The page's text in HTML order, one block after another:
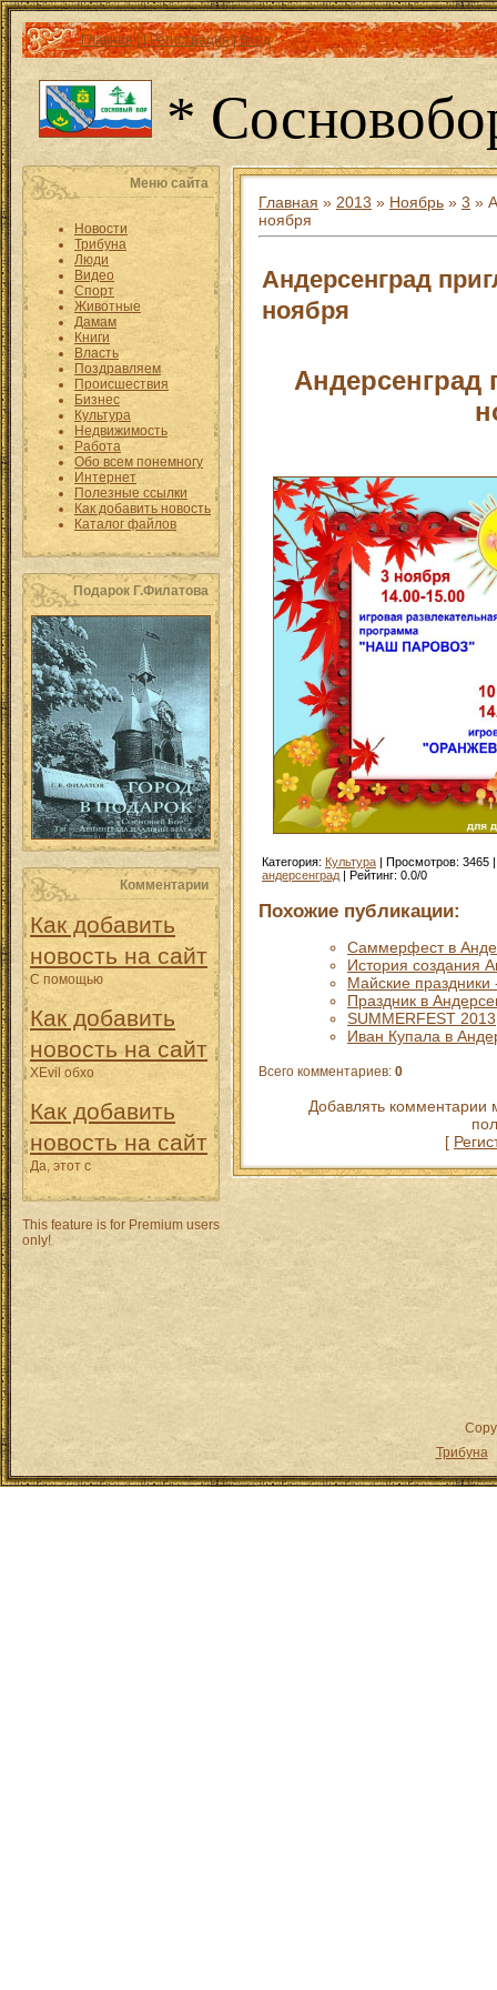
Главная||Регистрация|Вход
*
Меню сайта
Новости
Трибуна
Люди
Видео
Спорт
Животные
Дамам
Книги
Власть
Поздравляем
Происшествия
Бизнес
Культура
Недвижимость
Работа
Обо всем понемногу
Интернет
Полезные ссылки
Как добавить новость
Каталог файлов
Подарок Г.Филатова
Комментарии
Как добавить
новость на сайт
С помощью
Как добавить
новость на сайт
XEvil обхо
Как добавить
новость на сайт
Да, этот с
This feature is for Premium users
only!
Главная » 2013 » Ноябрь » 3 »
ноября
Андерсенград
ноября
Андерсенград
Категория: Культура | Просмотров: 3465
андерсенград | Рейтинг: 0.0/0
Похожие публикации:
Саммерфест в
История создания
Майские
Праздник в
SUMMERFEST 2013
Иван Купала в
Всего комментариев: 0
Добавлять комментарии
[
Трибуна